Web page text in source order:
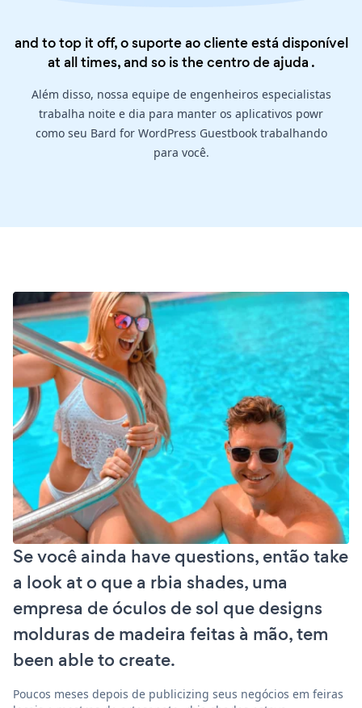
and to top it off, o suporte ao cliente está disponível
at all times, and so is thecentro de ajuda .
Além disso, nossa equipe de engenheiros especialistas
trabalha noite e dia para manter os aplicativos powr
como seu Bard for WordPress Guestbook trabalhando
para você.
Se você ainda have questions, então take
a look at o que a rbia shades, uma
empresa de óculos de sol que designs
molduras de madeira feitas à mão, tem
been able to create.
Poucos meses depois de publicizing seus negócios em feiras